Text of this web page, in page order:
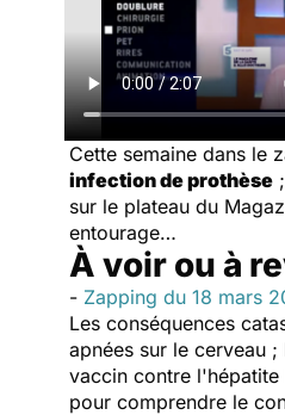
Cette semaine dans le
infection de prothèse
sur le plateau du
entourage…
À voir ou à
- Zapping du 18 mars
Les conséquences
apnées sur le cerveau
vaccin contre
pour comprendre le